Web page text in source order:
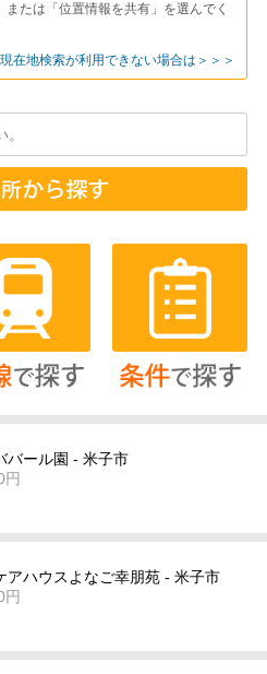
たは「位置情報を共有」を選んでく
現在地検索が利用できない場合は＞＞＞
バール園 - 米子市
アハウスよなご幸朋苑 - 米子市